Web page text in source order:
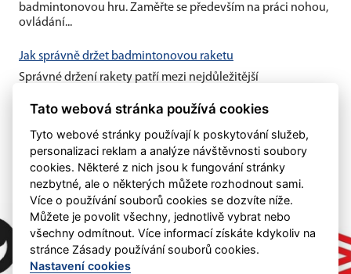
badmintonovou hru. Zaměřte se především na práci nohou,
ovládání...
Jak správně držet badmintonovou raketu
Správné držení rakety patří mezi nejdůležitější
kontrolovat míček, zahrát...
Tato webová stránka používá cookies
Tyto webové stránky používají k poskytování služeb,
personalizaci reklam a analýze návštěvnosti soubory
cookies. Některé z nich jsou k fungování stránky
nezbytné, ale o některých můžete rozhodnout sami.
Více o používání souborů cookies se dozvíte níže.
Můžete je povolit všechny, jednotlivě vybrat nebo
všechny odmítnout. Více informací získáte kdykoliv na
stránce Zásady používání souborů cookies.
Nastavení cookies